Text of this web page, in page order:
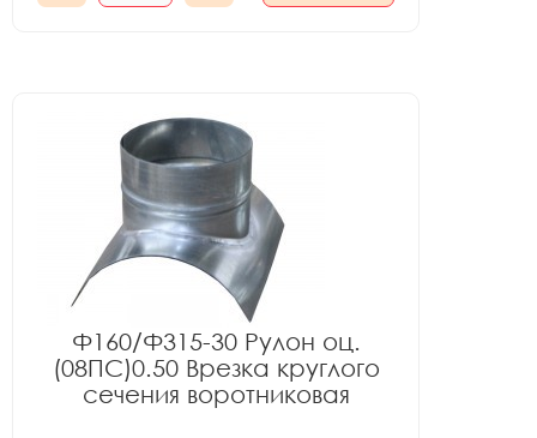
Ф160/Ф315-30 Рулон оц.
(08ПС)0.50 Врезка круглого
сечения воротниковая